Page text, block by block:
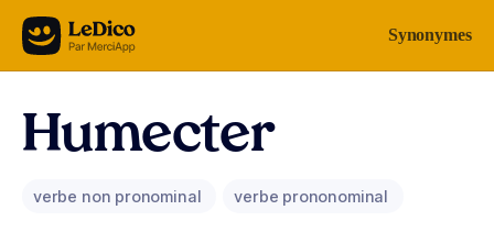
Aller au contenu Synonymes
Humecter
verbe non pronominal verbe prononominal